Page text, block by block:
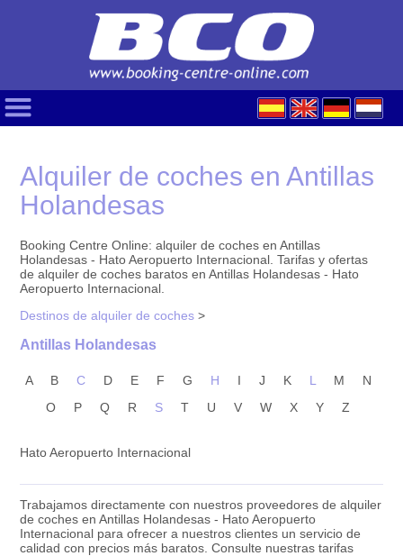
Alquiler de coches en Antillas
Holandesas
Booking Centre Online: alquiler de coches en Antillas
Holandesas - Hato Aeropuerto Internacional. Tarifas y ofertas
de alquiler de coches baratos en Antillas Holandesas - Hato
Aeropuerto Internacional.
Destinos de alquiler de coches >
Antillas Holandesas
A B C D E F G H I J K L M
N
O
P Q R S T U V W X Y Z
Hato Aeropuerto Internacional
Trabajamos directamente con nuestros proveedores de alquiler
de coches en Antillas Holandesas - Hato Aeropuerto
Internacional para ofrecer a nuestros clientes un servicio de
calidad con precios más baratos. Consulte nuestras tarifas